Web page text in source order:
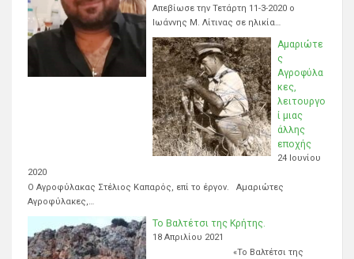
Απεβίωσε την Τετάρτη 11-3-2020 ο
Ιωάννης Μ. Λίτινας σε ηλικία…
Αμαριώτε
ς
Αγροφύλα
κες,
λειτουργο
ί μιας
άλλης
εποχής
24 Ιουνίου
2020
Ο Αγροφύλακας Στέλιος Καπαρός, επί το έργον. Αμαριώτες
Αγροφύλακες,…
Το Βαλτέτσι της Κρήτης.
18 Απριλίου 2021
«Το Βαλτέτσι της